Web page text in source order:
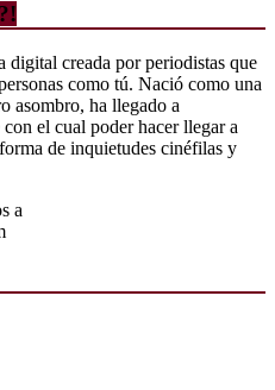
digital creada por periodistas que
como tú. Nació como una
asombro, ha llegado a
el cual poder hacer llegar a
de inquietudes cinéfilas y
a